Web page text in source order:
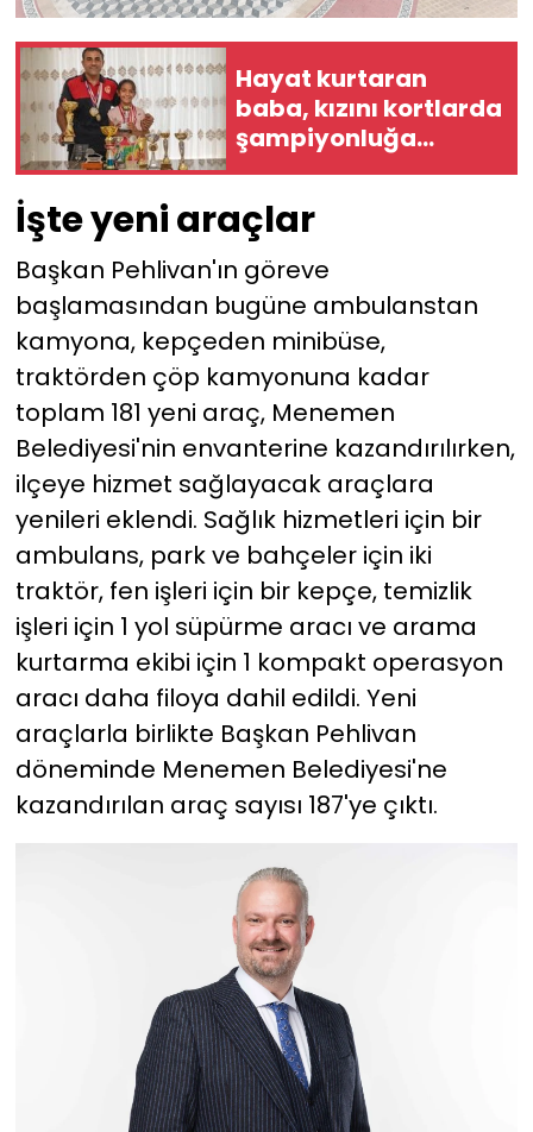
Hayat kurtaran
baba, kızını kortlarda
şampiyonluğa
hazırlıyor
İşte yeni araçlar
Başkan Pehlivan'ın göreve
başlamasından bugüne ambulanstan
kamyona, kepçeden minibüse,
traktörden çöp kamyonuna kadar
toplam 181 yeni araç, Menemen
Belediyesi'nin envanterine kazandırılırken,
ilçeye hizmet sağlayacak araçlara
yenileri eklendi. Sağlık hizmetleri için bir
ambulans, park ve bahçeler için iki
traktör, fen işleri için bir kepçe, temizlik
işleri için 1 yol süpürme aracı ve arama
kurtarma ekibi için 1 kompakt operasyon
aracı daha filoya dahil edildi. Yeni
araçlarla birlikte Başkan Pehlivan
döneminde Menemen Belediyesi'ne
kazandırılan araç sayısı 187'ye çıktı.